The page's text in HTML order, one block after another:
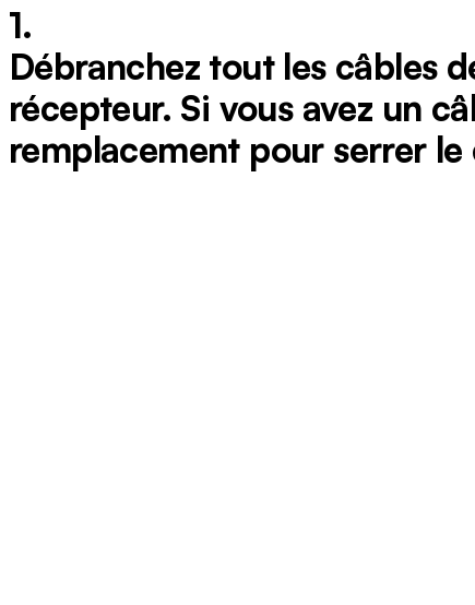
1.
Débranchez tout les câbles
récepteur. Si vous avez un
remplacement pour serrer